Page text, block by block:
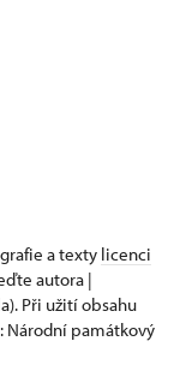
a texty licenci
autora |
Při užití obsahu
Národní památkový